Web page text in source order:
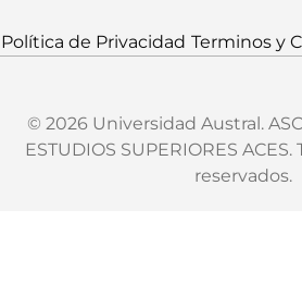
Política de Privacidad Terminos y
© 2026 Universidad Austral.
ESTUDIOS SUPERIORES
reservados.